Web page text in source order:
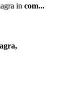
in com...